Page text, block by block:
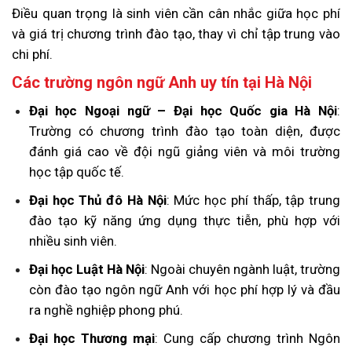
Điều quan trọng là sinh viên cần cân nhắc giữa học phí
và giá trị chương trình đào tạo, thay vì chỉ tập trung vào
chi phí.
Các trường ngôn ngữ Anh uy tín tại Hà Nội
Đại học Ngoại ngữ – Đại học Quốc gia Hà Nội:
Trường có chương trình đào tạo toàn diện, được
đánh giá cao về đội ngũ giảng viên và môi trường
học tập quốc tế.
Đại học Thủ đô Hà Nội: Mức học phí thấp, tập trung
đào tạo kỹ năng ứng dụng thực tiễn, phù hợp với
nhiều sinh viên.
Đại học Luật Hà Nội: Ngoài chuyên ngành luật, trường
còn đào tạo ngôn ngữ Anh với học phí hợp lý và đầu
ra nghề nghiệp phong phú.
Đại học Thương mại: Cung cấp chương trình Ngôn